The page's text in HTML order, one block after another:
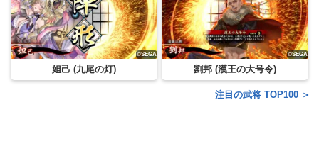
妲己 (九尾の灯) 劉邦 (漢王の大号令)
注目の武将 TOP100 ＞